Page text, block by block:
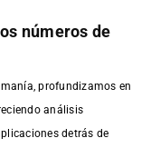
números de
profundizamos en
análisis
detrás de